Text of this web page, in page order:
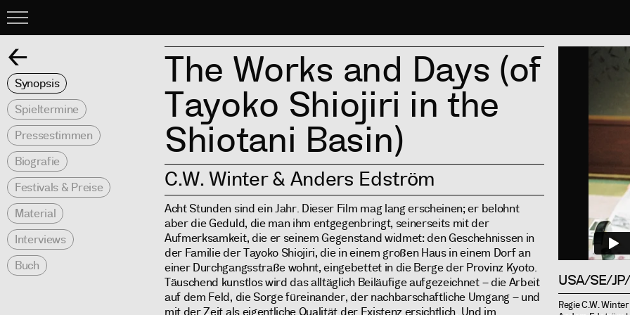
Synopsis
Spieltermine
Pressestimmen
Biografie
Festivals & Preise
Material
Interviews
Buch
Info
USA/SE/
Regie C.W.
The Works and Days (of
Tayoko Shiojiri in the
Shiotani Basin)
C.W. Winter & Anders Edström
Acht Stunden sind ein Jahr. Dieser Film mag lang erscheinen; er belohnt
aber die Geduld, die man ihm entgegenbringt, seinerseits mit der
Aufmerksamkeit, die er seinem Gegenstand widmet: den Geschehnissen in
der Familie der Tayoko Shiojiri, die in einem großen Haus in einem Dorf an
einer Durchgangsstraße wohnt, eingebettet in die Berge der Provinz Kyoto.
Täuschend kunstlos wird das alltäglich Beiläufige aufgezeichnet – die Arbeit
auf dem Feld, die Sorge füreinander, der nachbarschaftliche Umgang – und
mit der Zeit als eigentliche Qualität der Existenz ersichtlich. Und im